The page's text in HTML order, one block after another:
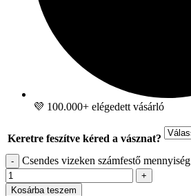
💜 100.000+ elégedett vásárló
Keretre feszítve kéred a vásznat?
- Csendes vizeken számfestő mennyiség
+
Kosárba teszem